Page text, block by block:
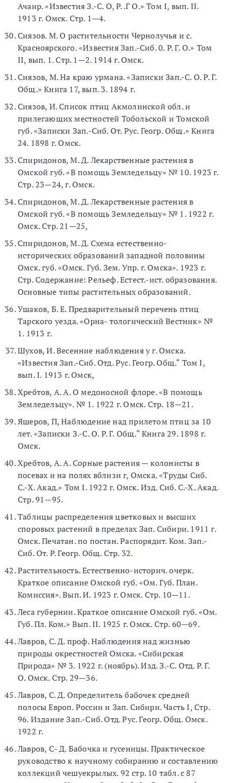
Ачаир. «Известия З.-С. О, Р. .Г О.» Том I, вып. II.
1913 г. Омск. Стр. 1—4.
Сиязов. М. О растительности Чернолучья и с.
Красноярского. «Известия Зап.-Сиб. 0. Р. Г. О.» Том
II, вып. 1. Стр. 1—2. 1914 г. Омск.
Сиязов, М. На краю урмана. «Записки Зап.-С. О. Р. Г.
Общ.» Книга 17, вып. 3. 1894 г.
Сиязов, И. Список птиц Акмолинской обл. и
прилегающих местностей Тобольской и Томской
губ. «Записки Зап.-Сиб. От. Рус. Геогр. Общ.» Книга
24. 1898 г. Омск.
Спиридонов, М. Д. Лекарственные растения в
Омской губ. «В помощь Земледельцу» № 10. 1923 г.
Стр. 23—24, г. Омск.
Спиридонов, М. Д. Лекарственные растения в
Омской губ. «В помощь Земледельцу» № 1. 1922 г.
Омск. Стр. 21—25,
Спиридонов, М. Д. Схема естественно-
исторических образований западной половины
Омск. губ. «Омск. Губ. Зем. Упр. г. Омска». 1923 г.
Стр. Содержание: Рельеф. Естест.-ист. образования.
Основные типы растительных образований.
Ушаков, Б. Е. Предварительный перечень птиц
Тарского уезда. «Орна- тологический Вестник» №
1. 1913 г.
Шухов, И. Весенние наблюдения у г. Омска.
«Известия Зап.-Сиб. Отд. Рус. Геогр. Общ.“ Том I,
вып. I. 1913 г. Омск,
Хребтов, А. А. О медоносной флоре. «В помощь
Земледельцу». № 1. 1922 г. Омск. Стр. 18—21.
Яшеров, П, Наблюдение над прилетом птиц за 10
лет. «Записки З.-С. О. Р. Г. Общ.“ Книга 29. 1898 г.
Омск.
Хребтов, А. А. Сорные растения — колонисты в
посевах и на полях вблизи г, Омска. «Труды Сиб.
С.-Х. Акад.» Том I. 1922 г. Омск. Изд. Сиб. С.-Х. Акад.
Стр. 91—95.
Таблицы распределения цветковых и высших
споровых растений в пределах Зап. Сибири. 1911 г.
Омск. Печатан. по постан. Распорядит. Ком. Зап.-
Сиб. От. Р. Геогр. Общ. Стр. 32.
Растительность. Естественно-историч. очерк.
Краткое описание Омской губ. «Ом. Губ. План.
Комиссия». Вып. И. 1923 г. Омск. Стр. 10—11.
Леса губернии. Краткое описание Омской губ. «Ом.
Губ. Пл. Ком.» Вып. II. 1925 г. Омск. Стр. 60—69.
Лавров, С. Д. проф. Наблюдения над жизнью
природы окрестностей Омска. «Сибирская
Природа» № 3. 1922 г. (ноябрь). Изд. З.-С. Отд. Р. Г.
О. Омск. Стр. 29—36.
Лавров, С. Д. Определитель бабочек средней
полосы Европ. России и Зап. Сибири. Часть I, Стр.
96. Издание Зап.-Сиб. Отд. Рус. Геогр. Общ. Омск.
1922 г.
Лавров, С- Д. Бабочка и гусеницы. Практическое
руководство к научному собиранию и составлению
коллекций чешуекрылых. 92 стр. 10 табл. с 87